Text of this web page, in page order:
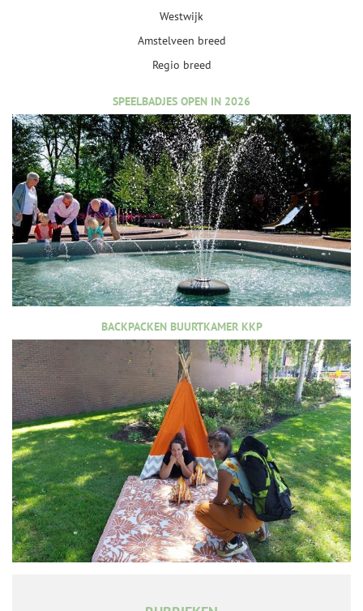
Westwijk
Amstelveen breed
Regio breed
SPEELBADJES OPEN IN 2026
BACKPACKEN BUURTKAMER KKP